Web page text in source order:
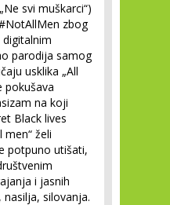
svi muškarci“)
zbog
parodija samog
usklika „All
pokušava
na koji
Black lives
želi
potpuno utišati,
i jasnih
silovanja.